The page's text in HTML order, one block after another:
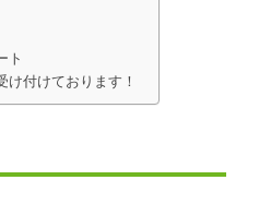
ト
け付けております！